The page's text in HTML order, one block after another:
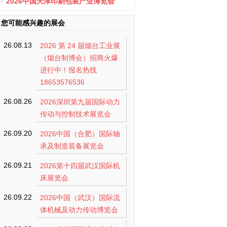
您可能感兴趣的展会
26.08.13
2026 第 24 届烟台工业展
（烟台制博会）招商火爆
进行中！报名热线
18653576536
26.08.26
2026深圳第九届国际动力
传动与控制技术展览会
26.09.20
2026中国（合肥）国际轴
承及制造装备展览会
26.09.21
2026第十四届武汉国际机
床展览会
26.09.22
2026中国（武汉）国际流
体机械及动力传动博览会